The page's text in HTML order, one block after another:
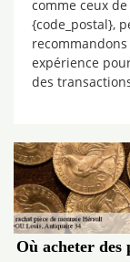
comme ceux
{code_postal},
expérience
des
Où acheter des